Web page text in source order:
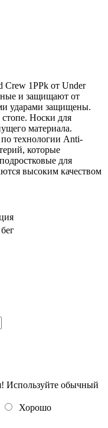
Crew 1PPk от Under
и защищают от
ударами защищены.
стопе. Носки для
материала.
технологии Anti-
которые
для
высоким качеством
Используйте обычный
Хорошо